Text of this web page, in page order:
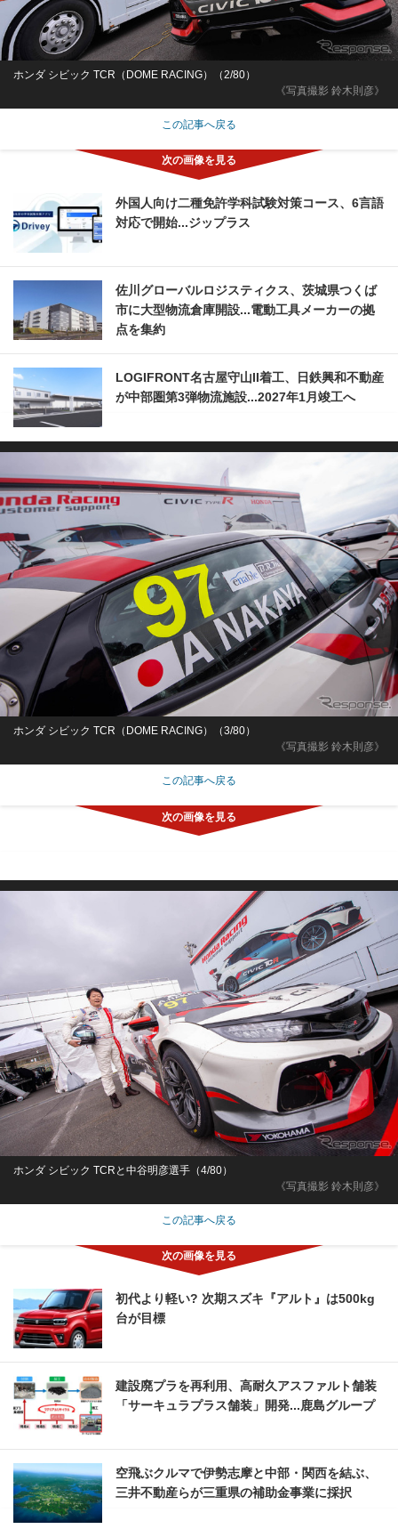
《写真撮影 鈴木則彦》
ホンダ シビック TCR（DOME RACING）（2/80）
この記事へ戻る
外国人向け二種免許学科試験対策コース、6言語
対応で開始...ジップラス
佐川グローバルロジスティクス、茨城県つくば
市に大型物流倉庫開設...電動工具メーカーの拠
点を集約
LOGIFRONT名古屋守山II着工、日鉄興和不動産
が中部圏第3弾物流施設...2027年1月竣工へ
《写真撮影 鈴木則彦》
ホンダ シビック TCR（DOME RACING）（3/80）
この記事へ戻る
《写真撮影 鈴木則彦》
ホンダ シビック TCRと中谷明彦選手（4/80）
この記事へ戻る
初代より軽い? 次期スズキ『アルト』は500kg
台が目標
建設廃プラを再利用、高耐久アスファルト舗装
「サーキュラプラス舗装」開発...鹿島グループ
空飛ぶクルマで伊勢志摩と中部・関西を結ぶ、
三井不動産らが三重県の補助金事業に採択